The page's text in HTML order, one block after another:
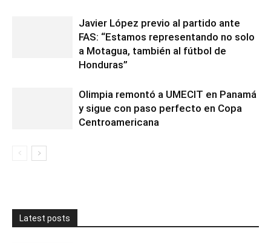
Javier López previo al partido ante
FAS: “Estamos representando no solo
a Motagua, también al fútbol de
Honduras”
Olimpia remontó a UMECIT en Panamá
y sigue con paso perfecto en Copa
Centroamericana
Latest posts